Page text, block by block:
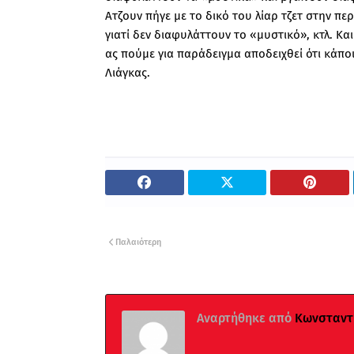
Ατζουν πήγε με το δικό του λίαρ τζετ στην
γιατί δεν διαφυλάττουν το «μυστικό», κτλ.
ας πούμε για παράδειγμα αποδειχθεί ότι
Λιάγκας.
Παλαιότερη
Αναρτήθηκε από